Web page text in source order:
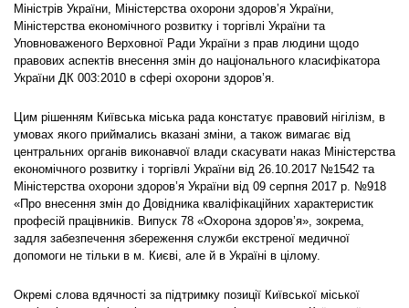
Міністрів України, Міністерства охорони здоров’я України,
Міністерства економічного розвитку і торгівлі України та
Уповноваженого Верховної Ради України з прав людини щодо
правових аспектів внесення змін до національного класифікатора
України ДК 003:2010 в сфері охорони здоров’я.
Цим рішенням Київська міська рада констатує правовий нігілізм, в
умовах якого приймались вказані зміни, а також вимагає від
центральних органів виконавчої влади скасувати наказ Міністерства
економічного розвитку і торгівлі України від 26.10.2017 №1542 та
Міністерства охорони здоров’я України від 09 серпня 2017 р. №918
«Про внесення змін до Довідника кваліфікаційних характеристик
професій працівників. Випуск 78 «Охорона здоров’я», зокрема,
задля забезпечення збереження служби екстреної медичної
допомоги не тільки в м. Києві, але й в Україні в цілому.
Окремі слова вдячності за підтримку позиції Київської міської